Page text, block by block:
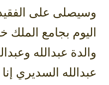
وسيصلى على
اليوم بجامع الملك
والدة عبدالله
عبدالله السديري